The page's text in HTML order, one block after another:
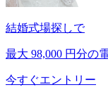
結婚式場探しで
最大 98,000 円分の
今すぐエントリー